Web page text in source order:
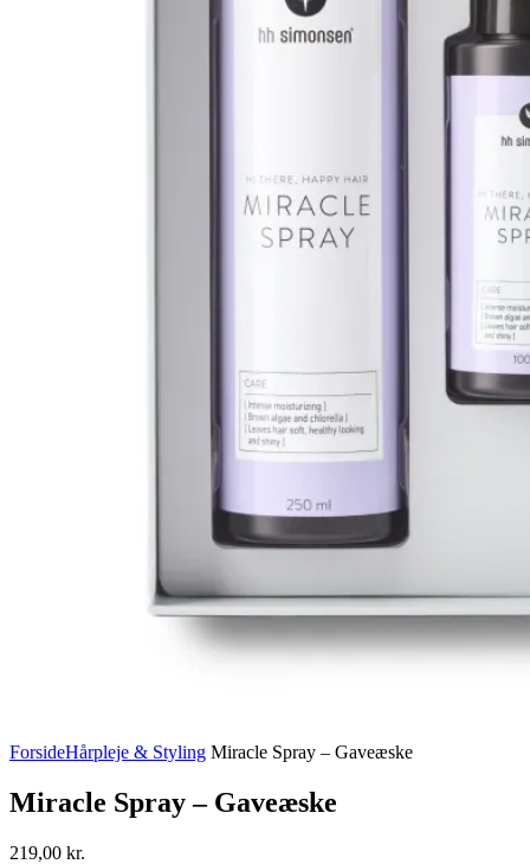
ForsideHårpleje & Styling Miracle Spray – Gaveæske
Miracle Spray – Gaveæske
219,00 kr.